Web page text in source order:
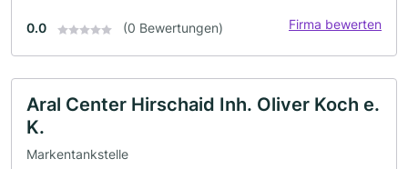
0.0 (0 Bewertungen) Firma bewerten
Aral Center Hirschaid Inh. Oliver Koch e.
K.
Markentankstelle